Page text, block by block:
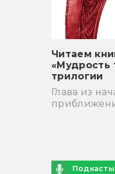
Читаем
«Мудрость
трилогии
Глава из
Подкасты